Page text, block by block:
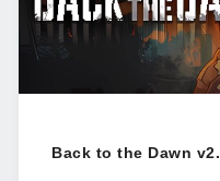
Back to the Dawn